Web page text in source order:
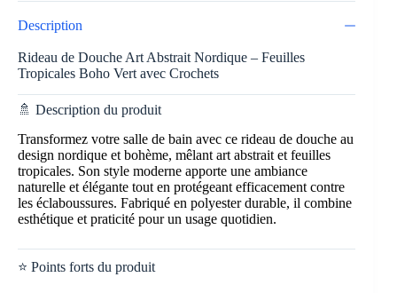
Description
Rideau de Douche Art Abstrait Nordique – Feuilles
Tropicales Boho Vert avec Crochets
🚿 Description du produit
Transformez votre salle de bain avec ce rideau de douche au
design nordique et bohème, mêlant art abstrait et feuilles
tropicales. Son style moderne apporte une ambiance
naturelle et élégante tout en protégeant efficacement contre
les éclaboussures. Fabriqué en polyester durable, il combine
esthétique et praticité pour un usage quotidien.
⭐ Points forts du produit